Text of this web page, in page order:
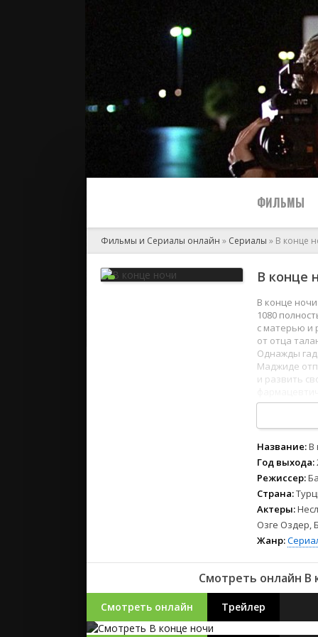
ФИЛЬМЫ
2024
2023
2022
2021
Фильмы и Сериалы онлайн » Сериалы » В конце
В конце
В конце
1080
с матерью и
от отца
Однажды
Маджиде
и развить
его женой.
в
12345 678
Название:В
Год выхода:
Режиссер:
Страна:
Актеры:
Озге Оздер,
Жанр:
Смотреть онлайн В
Смотреть онлайн Трейлер